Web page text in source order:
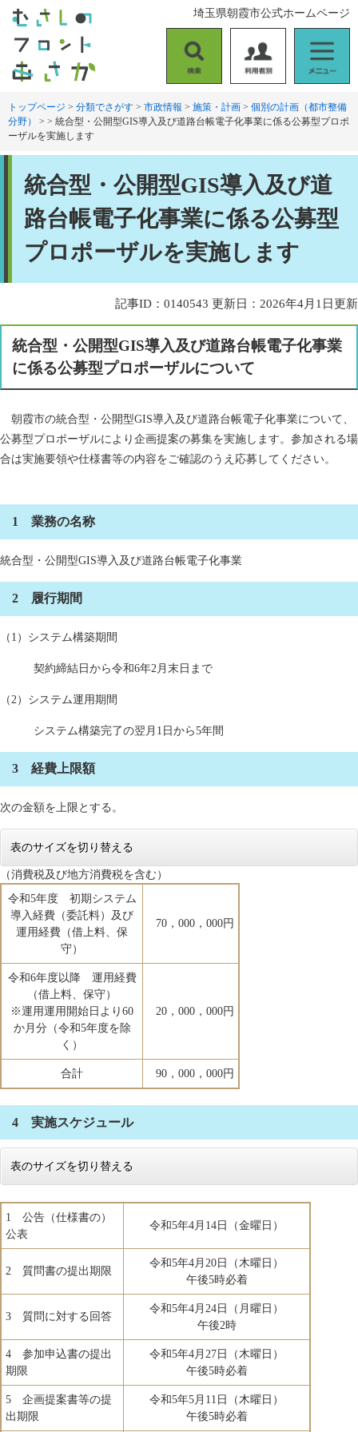
す
し
索
用
者
別
ニ
ュ
ー
埼玉県朝霞市公式ホームページ
トップページ > 分類でさがす > 市政情報 > 施策・計画 > 個別の計画（都市整備
分野）
> > 統合型・公開型GIS導入及び道路台帳電子化事業に係る公募型プロポ
ーザルを実施します
統合型・公開型GIS導入及び道
路台帳電子化事業に係る公募型
プロポーザルを実施します
記事ID：0140543 更新日：2026年4月1日更新
統合型・公開型GIS導入及び道路台帳電子化事業
に係る公募型プロポーザルについて
朝霞市の統合型・公開型GIS導入及び道路台帳電子化事業について、
公募型プロポーザルにより企画提案の募集を実施します。参加される場
合は実施要領や仕様書等の内容をご確認のうえ応募してください。
1 業務の名称
統合型・公開型GIS導入及び道路台帳電子化事業
2 履行期間
（1）システム構築期間
契約締結日から令和6年2月末日まで
（2）システム運用期間
システム構築完了の翌月1日から5年間
3 経費上限額
次の金額を上限とする。
表のサイズを切り替える
（消費税及び地方消費税を含む）
令和5年度 初期システム
導入経費（委託料）及び
運用経費（借上料、保
守）
70，000，000円
令和6年度以降 運用経費
（借上料、保守）
※運用運用開始日より60
か月分（令和5年度を除
く）
20，000，000円
合計 90，000，000円
4 実施スケジュール
表のサイズを切り替える
1 公告（仕様書の）
公表
令和5年4月14日（金曜日）
2 質問書の提出期限
令和5年4月20日（木曜日）
午後5時必着
3 質問に対する回答
令和5年4月24日（月曜日）
午後2時
4 参加申込書の提出
期限
令和5年4月27日（木曜日）
午後5時必着
5 企画提案書等の提
出期限
令和5年5月11日（木曜日）
午後5時必着